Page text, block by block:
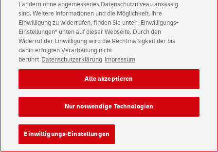
DeutschePost Direkt publishing information
DeutschePost Direkt data protection
German version
Legal Using this website
Data Protection
Accessibility
Consent Settings
Careers Media Investors
Ländern ohne angemessenes Datenschutzniveau ansässig
sind. Weitere Informationen und die Möglichkeit, Ihre
Einwilligung zu widerrufen, finden Sie unter „Einwilligungs-
Einstellungen“ unten auf dieser Webseite. Durch den
Widerruf der Einwilligung wird die Rechtmäßigkeit der bis
dahin erfolgten Verarbeitung nicht
berührt Datenschutzerklärung Impressum
Einwilligungs-Einstellungen
Nur notwendige Technologien
Alle akzeptieren